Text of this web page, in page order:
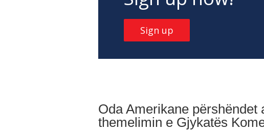
Sign up
Oda Amerikane
themelimin e Gjykatës